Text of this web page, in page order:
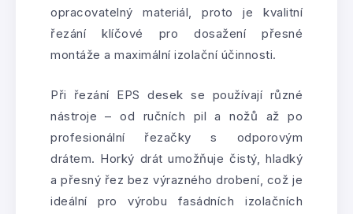
opracovatelný materiál, proto je kvalitní
řezání klíčové pro dosažení přesné
montáže a maximální izolační účinnosti.
Při řezání EPS desek se používají různé
nástroje – od ručních pil a nožů až po
profesionální řezačky s odporovým
drátem. Horký drát umožňuje čistý, hladký
a přesný řez bez výrazného drobení, což je
ideální pro výrobu fasádních izolačních